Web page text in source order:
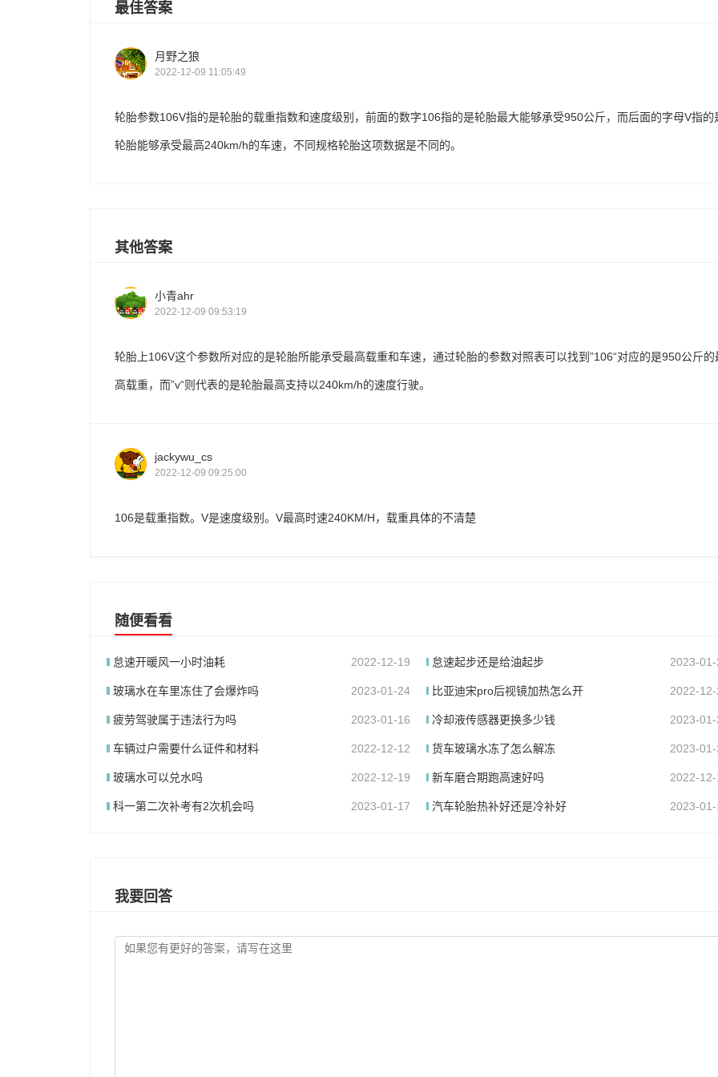
最佳答案
月野之狼
2022-12-09 11:05:49
轮胎参数106V指的是轮胎的载重指数和速度级别，前面的数字106指的是轮胎最大能够承受950公斤，而后面的字母V指的
轮胎能够承受最高240km/h的车速，不同规格轮胎这项数据是不同的。
其他答案
小青ahr
2022-12-09 09:53:19
轮胎上106V这个参数所对应的是轮胎所能承受最高载重和车速，通过轮胎的参数对照表可以找到”106“对应的是950公斤的
高载重，而”v“则代表的是轮胎最高支持以240km/h的速度行驶。
jackywu_cs
2022-12-09 09:25:00
106是载重指数。V是速度级别。V最高时速240KM/H，载重具体的不清楚
随便看看
怠速开暖风一小时油耗 2022-12-19 怠速起步还是给油起步 2023-
玻璃水在车里冻住了会爆炸吗 2023-01-24 比亚迪宋pro后视镜加热怎么开 2022-
疲劳驾驶属于违法行为吗 2023-01-16 冷却液传感器更换多少钱 2023-
车辆过户需要什么证件和材料 2022-12-12 货车玻璃水冻了怎么解冻 2023-
玻璃水可以兑水吗 2022-12-19 新车磨合期跑高速好吗 2022-
科一第二次补考有2次机会吗 2023-01-17 汽车轮胎热补好还是冷补好 2023-
我要回答